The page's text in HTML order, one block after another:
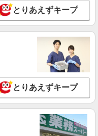
とりあえずキープ
とりあえずキープ